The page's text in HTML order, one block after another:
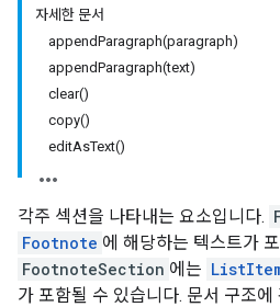
자세한 문서
appendParagraph(paragraph)
appendParagraph(text)
clear()
copy()
editAsText()
각주 섹션을 나타내는 요소입니다.
Footnote 에 해당하는 텍스트가
FootnoteSection 에는
가 포함될 수 있습니다. 문서 구조